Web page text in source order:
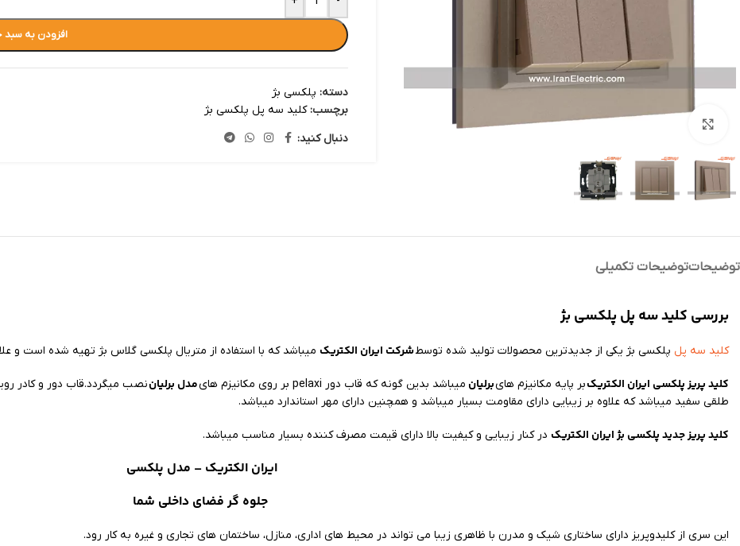
افزودن به سبد
دسته: پلکسی بژ
برچسب: کلید سه پل پلکسی بژ
دنبال کنید:
توضیحاتتوضیحات تکمیلی
بررسی کلید سه پل پلکسی بژ
کلید سه پل پلکسی بژ یکی از جدیدترین محصولات تولید شده توسطشرکت ایران الکتریک میباشد که با استفاده از متریال پلکسی گلاس بژ تهیه شده است و
کلید پریز پلکسی ایران الکتریکبر پایه مکانیزم هایبرلیان میباشد بدین گونه که قاب دور pelaxi بر روی مکانیزم های مدل برلیاننصب میگردد.قاب دور و کادر
طلقی سفید میباشد که علاوه بر زیبایی دارای مقاومت بسیار میباشد و همچنین دارای مهر استاندارد میباشد.
کلید پریز جدید پلکسی بژ ایران الکتریک در کنار زیبایی و کیفیت بالا دارای قیمت مصرف کننده بسیار مناسب میباشد.
ایران الکتریک – مدل پلکسی
جلوه گر فضای داخلی شما
این سری از کلیدوپریز دارای ساختاری شیک و مدرن با ظاهری زیبا می تواند در محیط های اداری، منازل، ساختمان های تجاری و غیره به کار رود.